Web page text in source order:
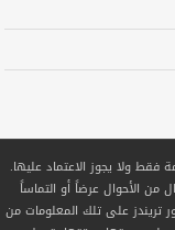
ولا يجوز الاعتماد عليها.
من الأحوال عرضاً أو التماساً
تريندز على تلك المعلومات من